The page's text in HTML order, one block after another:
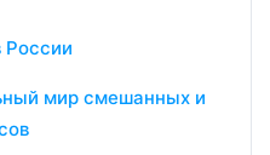
России
мир смешанных и